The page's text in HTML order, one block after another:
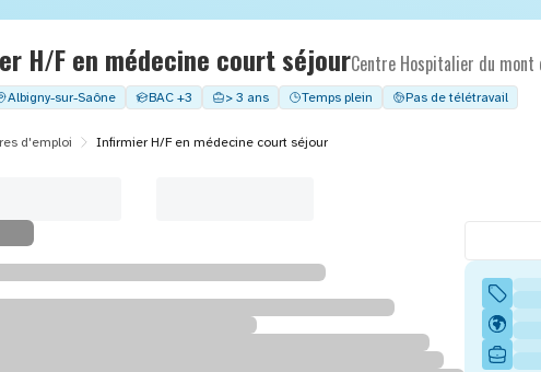
H/F en médecine court séjourCentre Hospitalier du mont
Albigny-sur-Saône BAC +3 > 3 ans Temps plein Pas de télétravail
d'emploi Infirmier H/F en médecine court séjour